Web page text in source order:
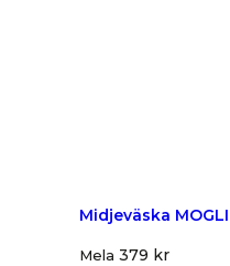
Midjeväska
Mela 379 kr